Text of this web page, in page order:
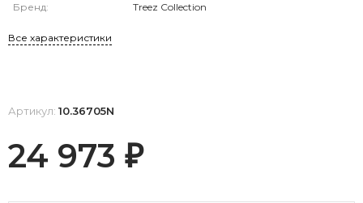
Бренд: Treez Collection
Все характеристики
Артикул: 10.36705N
24 973 ₽